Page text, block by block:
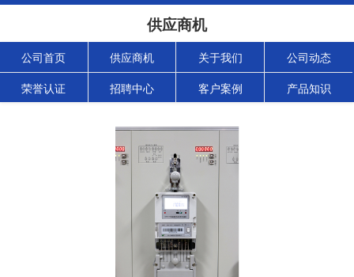
供应商机
公司首页 供应商机 关于我们 公司动态
荣誉认证 招聘中心 客户案例 产品知识